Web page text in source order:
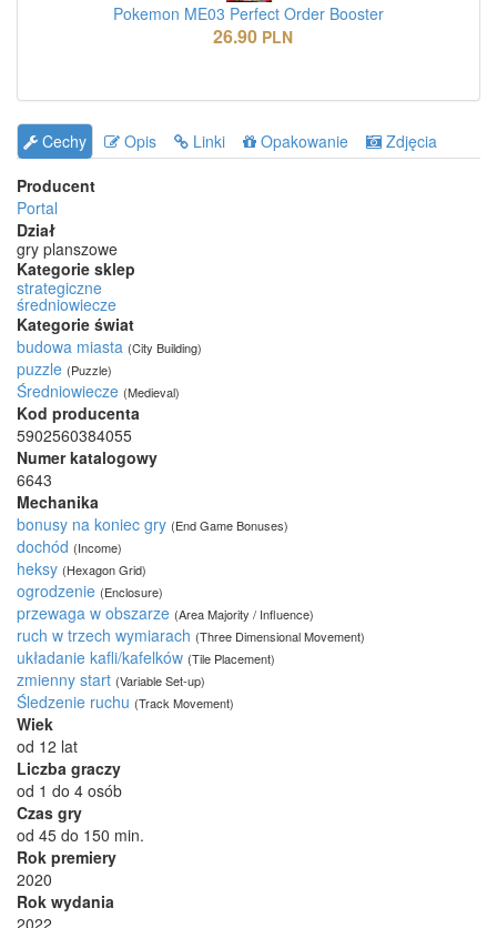
Pokemon ME03 Perfect Order Booster
26.90 PLN
Cechy Opis Linki Opakowanie
Zdjęcia
Producent
Portal
Dział
gry planszowe
Kategorie sklep
strategiczne
średniowiecze
Kategorie świat
budowa miasta (City Building)
puzzle (Puzzle)
Średniowiecze (Medieval)
Kod producenta
5902560384055
Numer katalogowy
6643
Mechanika
bonusy na koniec gry (End Game Bonuses)
dochód (Income)
heksy (Hexagon Grid)
ogrodzenie (Enclosure)
przewaga w obszarze (Area Majority / Influence)
ruch w trzech wymiarach (Three Dimensional Movement)
układanie kafli/kafelków (Tile Placement)
zmienny start (Variable Set-up)
Śledzenie ruchu (Track Movement)
Wiek
od 12 lat
Liczba graczy
od 1 do 4 osób
Czas gry
od 45 do 150 min.
Rok premiery
2020
Rok wydania
2022